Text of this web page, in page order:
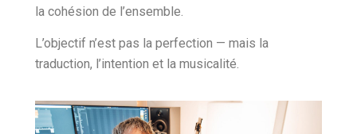
la cohésion de l’ensemble.
L’objectif n’est pas la perfection — mais la
traduction, l’intention et la musicalité.